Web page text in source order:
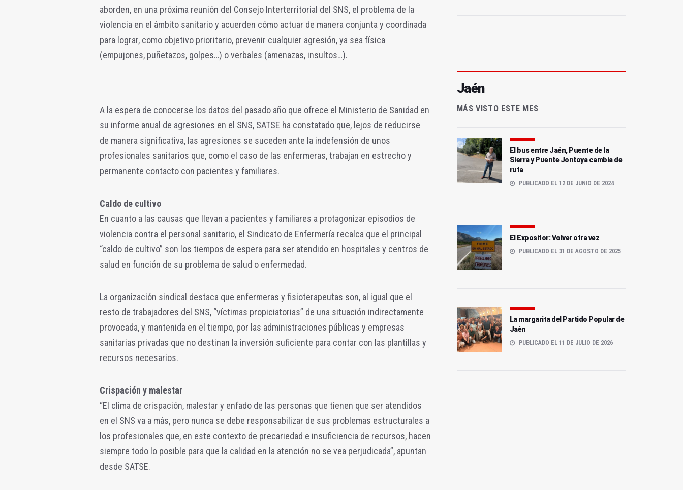
aborden, en una próxima reunión del Consejo Interterritorial del SNS, el problema de la
violencia en el ámbito sanitario y acuerden cómo actuar de manera conjunta y coordinada
para lograr, como objetivo prioritario, prevenir cualquier agresión, ya sea física
(empujones, puñetazos, golpes…) o verbales (amenazas, insultos…).
A la espera de conocerse los datos del pasado año que ofrece el Ministerio de Sanidad en
su informe anual de agresiones en el SNS, SATSE ha constatado que, lejos de reducirse
de manera significativa, las agresiones se suceden ante la indefensión de unos
profesionales sanitarios que, como el caso de las enfermeras, trabajan en estrecho y
permanente contacto con pacientes y familiares.
Caldo de cultivo
En cuanto a las causas que llevan a pacientes y familiares a protagonizar episodios de
violencia contra el personal sanitario, el Sindicato de Enfermería recalca que el principal
“caldo de cultivo” son los tiempos de espera para ser atendido en hospitales y centros de
salud en función de su problema de salud o enfermedad.
La organización sindical destaca que enfermeras y fisioterapeutas son, al igual que el
resto de trabajadores del SNS, “víctimas propiciatorias” de una situación indirectamente
provocada, y mantenida en el tiempo, por las administraciones públicas y empresas
sanitarias privadas que no destinan la inversión suficiente para contar con las plantillas y
recursos necesarios.
Crispación y malestar
“El clima de crispación, malestar y enfado de las personas que tienen que ser atendidos
en el SNS va a más, pero nunca se debe responsabilizar de sus problemas estructurales a
los profesionales que, en este contexto de precariedad e insuficiencia de recursos, hacen
siempre todo lo posible para que la calidad en la atención no se vea perjudicada”, apuntan
desde SATSE.
Jaén
MÁS VISTO ESTE MES
El bus entre Jaén, Puente de la
Sierra y Puente Jontoya cambia de
ruta
PUBLICADO EL 12 DE JUNIO DE 2024
El Expositor: Volver otra vez
PUBLICADO EL 31 DE AGOSTO DE 2025
La margarita del Partido Popular de
Jaén
PUBLICADO EL 11 DE JULIO DE 2026